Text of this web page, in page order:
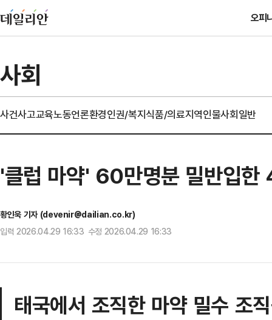
오피
사회
사건사고교육노동언론환경인권/복지식품/의료지역인물사회일반
'클럽 마약' 60만명분 밀반입
황인욱 기자 (devenir@dailian.co.kr)
입력 2026.04.29 16:33 수정 2026.04.29 16:33
태국에서 조직한 마약 밀수 조